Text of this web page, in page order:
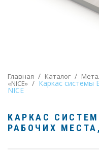
Главная / Каталог /
«NICE» / Каркас системы
NICE
КАРКАС
РАБОЧИХ МЕСТА